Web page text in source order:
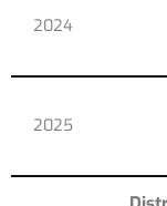
2024
2025